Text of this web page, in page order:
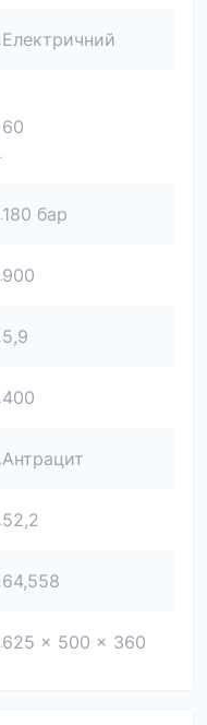
Електричний
60
180 бар
900
5,9
400
Антрацит
52,2
64,558
625 x 500 x 360